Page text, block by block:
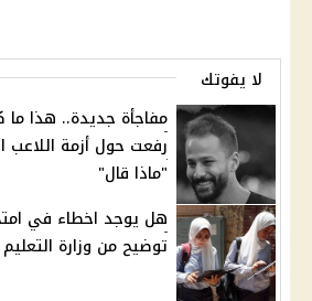
لا يفوتك
مفاجأة جديدة.. هذا
رفعت حول أزمة اللاعب
"ماذا قال"
هل يوجد اخطاء في
توضيح من وزارة